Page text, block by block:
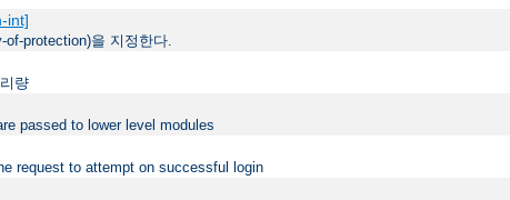
int]
protection)을 지정한다.
량
passed to lower level modules
request to attempt on successful login